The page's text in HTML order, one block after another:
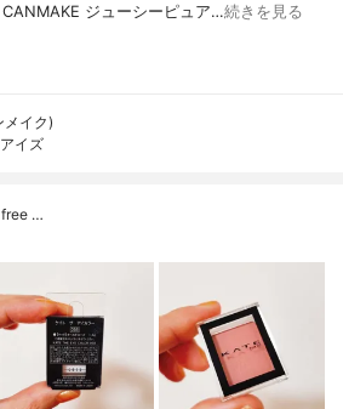
・CANMAKE ジューシーピュア…続きを見る
メイク)
イズ
…